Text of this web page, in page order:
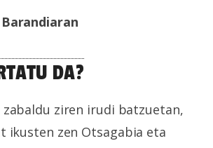
DA?
zabaldu ziren irudi batzuetan,
ikusten zen Otsagabia eta